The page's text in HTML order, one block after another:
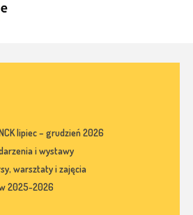
lipiec – grudzień 2026
i wystawy
warsztaty i zajęcia
2025-2026